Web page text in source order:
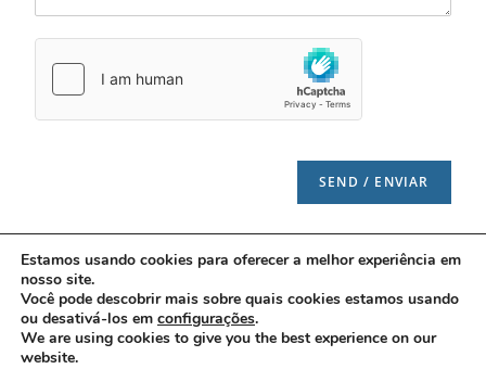
SEND / ENVIAR
Estamos usando cookies para oferecer a melhor experiência em
nosso site.
Você pode descobrir mais sobre quais cookies estamos usando
ou desativá-los em configurações.
We are using cookies to give you the best experience on our
website.